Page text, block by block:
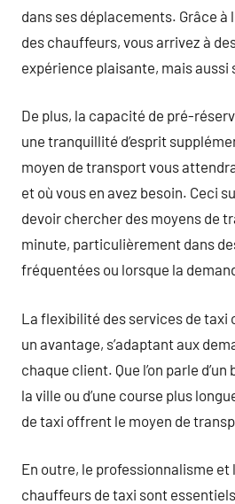
dans ses déplacements. Grâce à
des chauffeurs, vous arrivez à
expérience plaisante, mais aussi
De plus, la capacité de pré-
une tranquillité d’esprit
moyen de transport vous
et où vous en avez besoin. Ceci
devoir chercher des moyens de
minute, particulièrement dans
fréquentées ou lorsque la
La flexibilité des services de
un avantage, s’adaptant aux
chaque client. Que l’on parle
la ville ou d’une course plus
de taxi offrent le moyen de
En outre, le professionnalisme
chauffeurs de taxi sont essentiels